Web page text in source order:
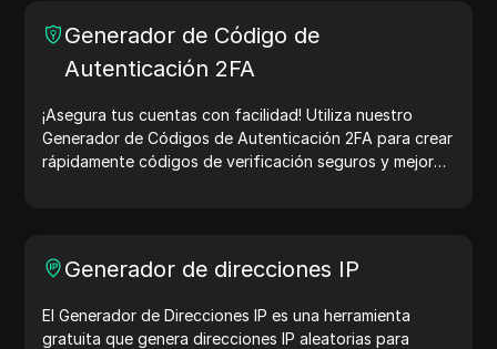
Generador de Código de
Autenticación 2FA
¡Asegura tus cuentas con facilidad! Utiliza nuestro
Generador de Códigos de Autenticación 2FA para crear
rápidamente códigos de verificación seguros y mejorar
Generador de direcciones IP
El Generador de Direcciones IP es una herramienta
gratuita que genera direcciones IP aleatorias para